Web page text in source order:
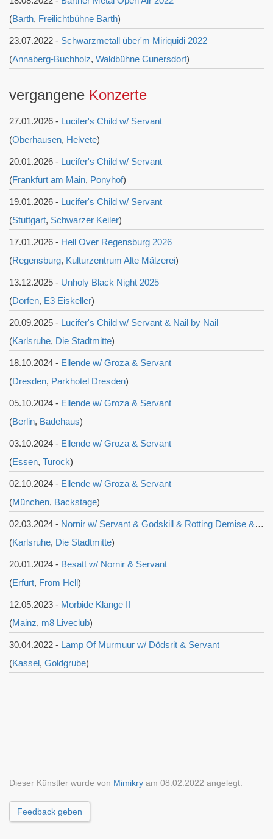
(Barth, Freilichtbühne Barth)
23.07.2022 - Schwarzmetall über'm Miriquidi 2022
(Annaberg-Buchholz, Waldbühne Cunersdorf)
vergangene Konzerte
27.01.2026 - Lucifer's Child w/ Servant
(Oberhausen, Helvete)
20.01.2026 - Lucifer's Child w/ Servant
(Frankfurt am Main, Ponyhof)
19.01.2026 - Lucifer's Child w/ Servant
(Stuttgart, Schwarzer Keiler)
17.01.2026 - Hell Over Regensburg 2026
(Regensburg, Kulturzentrum Alte Mälzerei)
13.12.2025 - Unholy Black Night 2025
(Dorfen, E3 Eiskeller)
20.09.2025 - Lucifer's Child w/ Servant & Nail by Nail
(Karlsruhe, Die Stadtmitte)
18.10.2024 - Ellende w/ Groza & Servant
(Dresden, Parkhotel Dresden)
05.10.2024 - Ellende w/ Groza & Servant
(Berlin, Badehaus)
03.10.2024 - Ellende w/ Groza & Servant
(Essen, Turock)
02.10.2024 - Ellende w/ Groza & Servant
(München, Backstage)
02.03.2024 - Nornir w/ Servant & Godskill & Rotting Demise & Woods Of Grief
(Karlsruhe, Die Stadtmitte)
20.01.2024 - Besatt w/ Nornir & Servant
(Erfurt, From Hell)
12.05.2023 - Morbide Klänge II
(Mainz, m8 Liveclub)
30.04.2022 - Lamp Of Murmuur w/ Dödsrit & Servant
(Kassel, Goldgrube)
Dieser Künstler wurde von Mimikry am 08.02.2022 angelegt.
Feedback geben